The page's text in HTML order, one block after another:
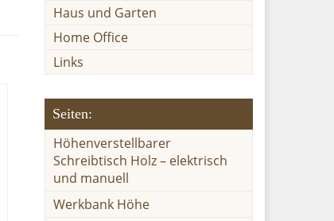
Haus und Garten
Home Office
Links
Seiten:
Höhenverstellbarer
Schreibtisch Holz – elektrisch
und manuell
Werkbank Höhe